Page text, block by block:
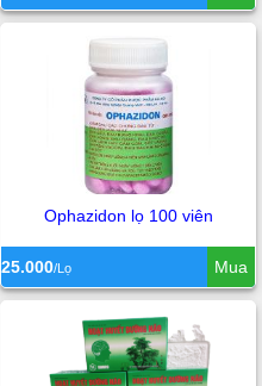
Ophazidon lọ 100 viên
25.000/Lọ Mua